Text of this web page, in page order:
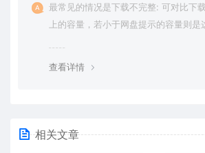
最常见的情况是下载不完整: 可对比下
上的容量，若小于网盘提示的容量则是
查看详情
相关文章